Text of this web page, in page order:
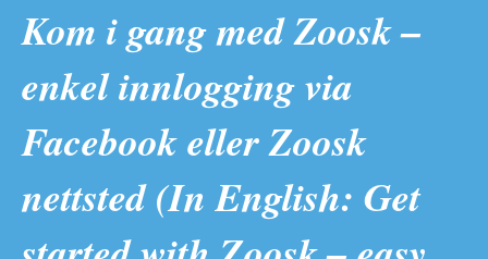
Kom i gang med Zoosk –
enkel innlogging via
Facebook eller Zoosk
nettsted (In English: Get